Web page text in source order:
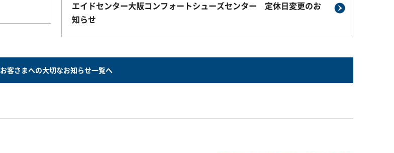
エイドセンター大阪コンフォートシューズセンター 定休日変更のお
知らせ
お客さまへの大切なお知らせ一覧へ